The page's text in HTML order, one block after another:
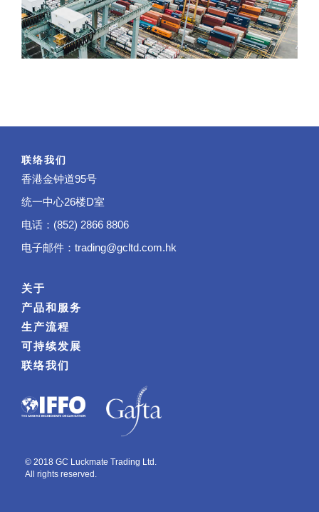
联络我们
香港金钟道95号
统一中心26楼D室
电话：(852) 2866 8806
电子邮件： trading@gcltd.com.hk
关于
产品和服务
生产流程
可持续发展
联络我们
© 2018 GC Luckmate Trading Ltd.
All rights reserved.